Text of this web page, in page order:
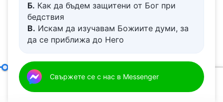
казват: „Независимо дали вярваш в Бог или
не, щастието е в това да си добре нахранен и
облечен. Без това всичко е нещастие“.
хора, които водят охолен живот, с хубава
храна и дрехи, които са алчни за плътски
Б. Как да бъдем защитени от Бог при
бедствия
В. Искам да изучавам Божиите думи, за
да се приближа до Него
живот
Д.Имам молба за молитва
Свържете се с нас в Messenger